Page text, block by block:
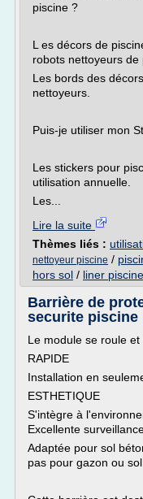
piscine ?
L es décors de
robots nettoyeurs de
Les bords des
nettoyeurs.
Puis-je utiliser mon
Les stickers pour
utilisation annuelle.
Les...
Lire la suite
Thèmes liés :
nettoyeur piscine /
hors sol / liner
Barrière de
securite piscine
Le module se roule
RAPIDE
Installation en
ESTHETIQUE
S'intègre à
Excellente
Adaptée pour sol
pas pour gazon ou sol